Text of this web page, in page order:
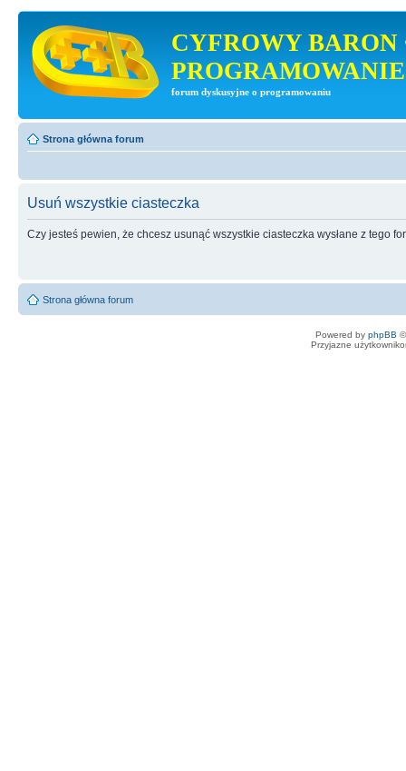
CYFROWY BARON
PROGRAMOWANIE
forum dyskusyjne o programowaniu
Strona główna forum
Usuń wszystkie ciasteczka
Czy jesteś pewien, że chcesz usunąć wszystkie ciasteczka wysłane z tego
Strona główna forum
Powered by phpBB
Przyjazne